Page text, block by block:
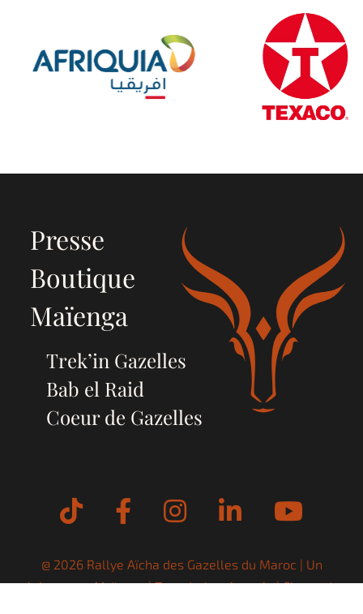
Presse
Boutique
Maïenga
Trek’in Gazelles
Bab el Raid
Coeur de Gazelles
Tiktok FacebookInstagram
LinkedIn
@ 2026 Rallye Aïcha des Gazelles du Maroc | Un
évènementMaïenga| Tous droits réservés |Charte de